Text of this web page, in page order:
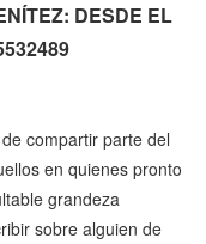
DESDE EL
compartir parte del
en quienes pronto
grandeza
sobre alguien de